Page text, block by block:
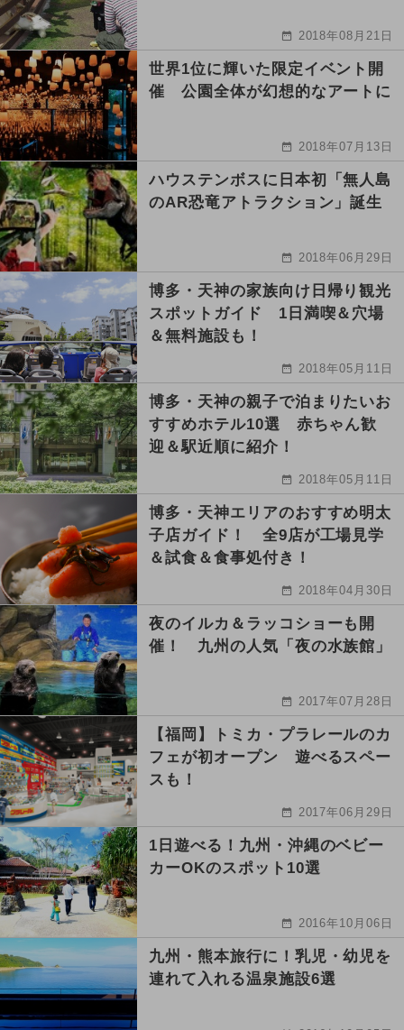
2018年08月21日
世界1位に輝いた限定イベント開
催 公園全体が幻想的なアートに
2018年07月13日
ハウステンボスに日本初「無人島
のAR恐竜アトラクション」誕生
2018年06月29日
博多・天神の家族向け日帰り観光
スポットガイド 1日満喫＆穴場
＆無料施設も！
2018年05月11日
博多・天神の親子で泊まりたいお
すすめホテル10選 赤ちゃん歓
迎＆駅近順に紹介！
2018年05月11日
博多・天神エリアのおすすめ明太
子店ガイド！ 全9店が工場見学
＆試食＆食事処付き！
2018年04月30日
夜のイルカ＆ラッコショーも開
催！ 九州の人気「夜の水族館」
2017年07月28日
【福岡】トミカ・プラレールのカ
フェが初オープン 遊べるスペー
スも！
2017年06月29日
1日遊べる！九州・沖縄のベビー
カーOKのスポット10選
2016年10月06日
九州・熊本旅行に！乳児・幼児を
連れて入れる温泉施設6選